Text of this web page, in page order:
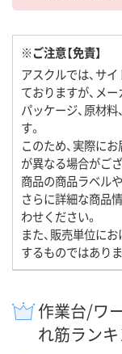
※ご注意【免責】
アスクルでは、サ
ておりますが、メー
パッケージ、原材
す。
このため、実際に
が異なる場合がご
商品の商品ラベル
さらに詳細な商品
わせください。
また、販売単位に
するものではあり
作業台/ワ
れ筋ラン